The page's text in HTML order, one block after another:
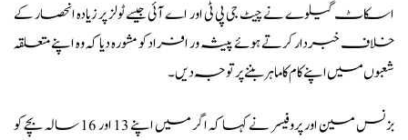
اسکاٹ گیلوے نے چیٹ جی پی ٹی اور اے آئی جیسے ٹولز پر زیادہ انحصار کے
خلاف خبردار کرتے ہوئے پیشہ ور افراد کو مشورہ دیا کہ وہ اپنے متعلقہ
شعبوں میں اپنے کام کا ماہر بننے پر توجہ دیں۔
بزنس مین اور پروفیسر نے کہا کہ اگر میں اپنے 13 اور 16 سالہ بچے کو